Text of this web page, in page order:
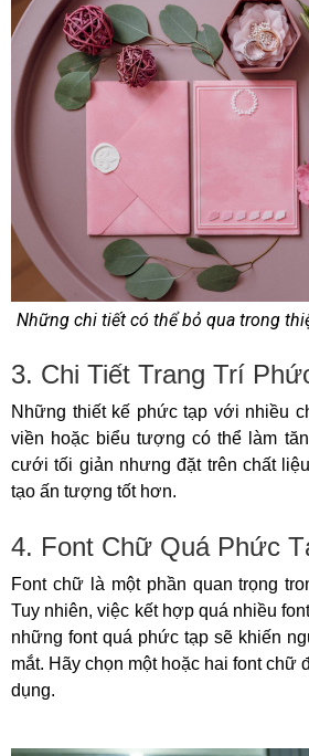
Những chi tiết có thể bỏ qua trong
3. Chi Tiết Trang Trí
Những thiết kế phức tạp với nhiều
viền hoặc biểu tượng có thể làm
cưới tối giản nhưng đặt trên chất
tạo ấn tượng tốt hơn.
4. Font Chữ Quá Phức
Font chữ là một phần quan trọng
Tuy nhiên, việc kết hợp quá nhiều
những font quá phức tạp sẽ khiến
mắt. Hãy chọn một hoặc hai font chữ
dụng.